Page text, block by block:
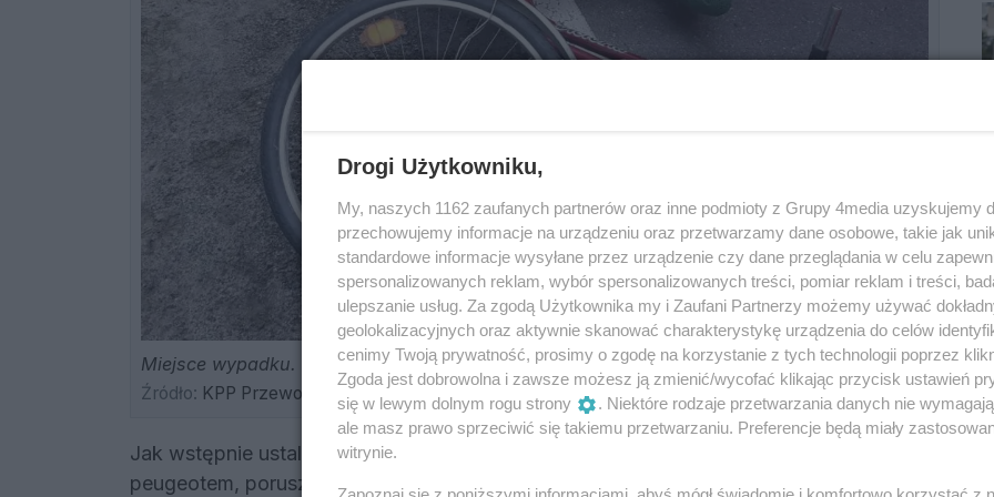
Miejsce wypadku.
Źródło: KPP Przeworsk
Jak wstępnie ustalili policjanci, 52-letni mieszkaniec powiatu biłgorajskiego, kierujący
peugeotem, poruszał się w kierunku Biłgoraja. W tym samym kierunku jechał
Drogi Użytkowniku,
My, naszych 1162 zaufanych partnerów oraz inne podmioty z Grupy 4media uzyskujemy
przechowujemy informacje na urządzeniu oraz przetwarzamy dane osobowe, takie jak
standardowe informacje wysyłane przez urządzenie czy dane przeglądania w celu
spersonalizowanych reklam, wybór spersonalizowanych treści, pomiar reklam i treści,
ulepszanie usług. Za zgodą Użytkownika my i Zaufani Partnerzy możemy używać
geolokalizacyjnych oraz aktywnie skanować charakterystykę urządzenia do celów
cenimy Twoją prywatność, prosimy o zgodę na korzystanie z tych technologii poprzez
Zgoda jest dobrowolna i zawsze możesz ją zmienić/wycofać klikając przycisk ustawień
się w lewym dolnym rogu strony
. Niektóre rodzaje przetwarzania danych nie
ale masz prawo sprzeciwić się takiemu przetwarzaniu. Preferencje będą miały
witrynie.